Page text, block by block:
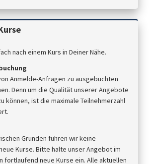
nach einem Kurs in Deiner Nähe.
Anmelde-Anfragen zu ausgebuchten
Denn um die Qualität unserer Angebote
können, ist die maximale Teilnehmerzahl
Gründen führen wir keine
Kurse. Bitte halte unser Angebot im
fortlaufend neue Kurse ein. Alle aktuellen